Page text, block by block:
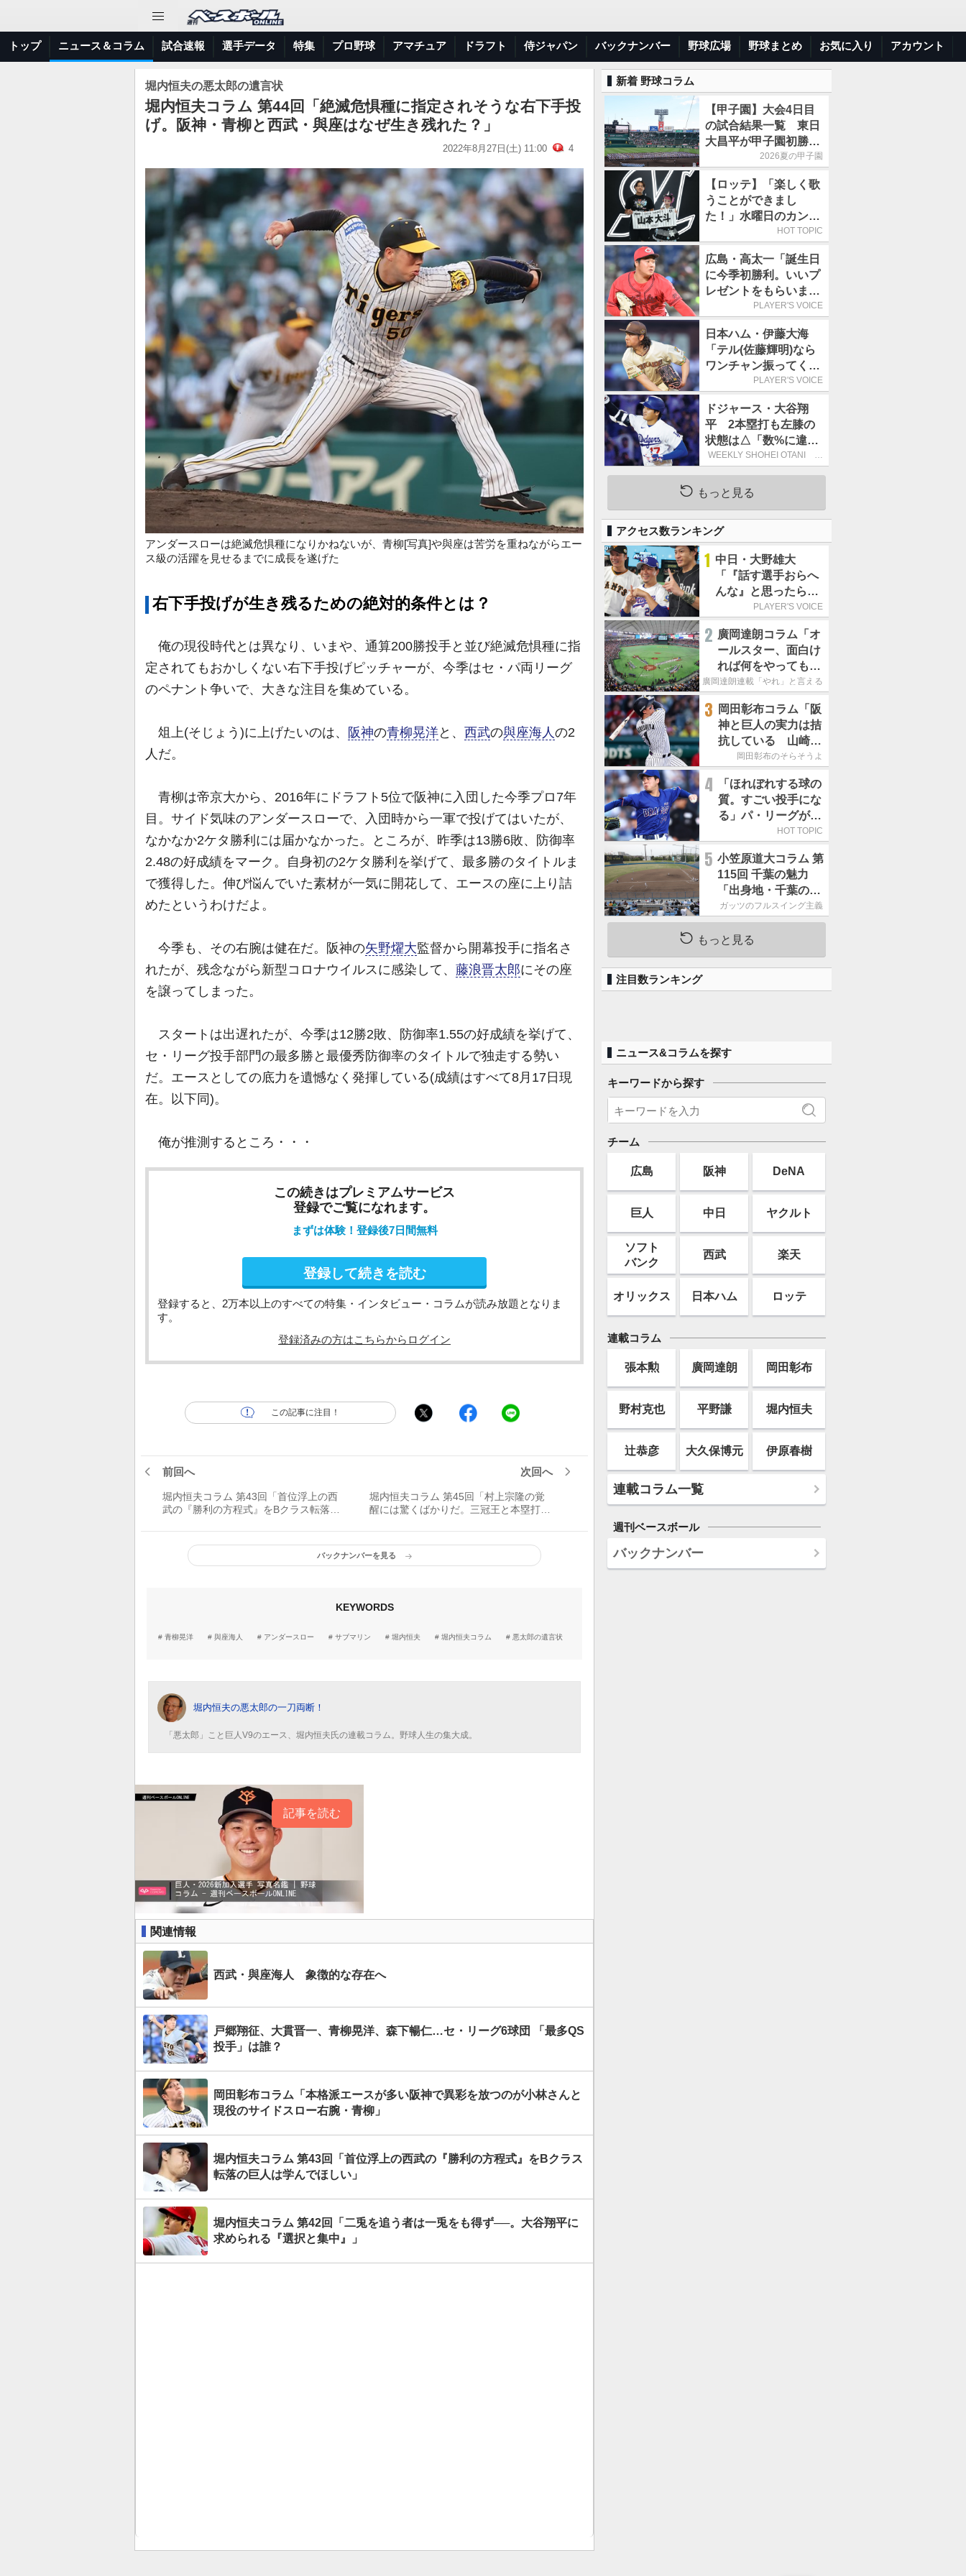
トップ ニュース＆コラム 試合速報 選手データ 特集 プロ野球 アマチュア ドラフト 侍ジャパン バックナンバー 野球広場 野球まとめ お気に入り アカウント
堀内恒夫の悪太郎の遺言状
堀内恒夫コラム 第44回「絶滅危惧種に指定されそうな右下手投
げ。阪神・青柳と西武・與座はなぜ生き残れた？」
2022年8月27日(土) 11:00 4
アンダースローは絶滅危惧種になりかねないが、青柳[写真]や與座は苦労を重ねながらエー
ス級の活躍を見せるまでに成長を遂げた
右下手投げが生き残るための絶対的条件とは？
俺の現役時代とは異なり、いまや、通算200勝投手と並び絶滅危惧種に指
定されてもおかしくない右下手投げピッチャーが、今季はセ・パ両リーグ
のペナント争いで、大きな注目を集めている。
俎上(そじょう)に上げたいのは、 阪神の青柳晃洋と、 西武の與座海人の2
人だ。
青柳は帝京大から、2016年にドラフト5位で阪神に入団した今季プロ7年
目。サイド気味のアンダースローで、入団時から一軍で投げてはいたが、
なかなか2ケタ勝利には届かなかった。ところが、昨季は13勝6敗、防御率
2.48の好成績をマーク。自身初の2ケタ勝利を挙げて、最多勝のタイトルま
で獲得した。伸び悩んでいた素材が一気に開花して、エースの座に上り詰
めたというわけだよ。
今季も、その右腕は健在だ。阪神の矢野燿大監督から開幕投手に指名さ
れたが、残念ながら新型コロナウイルスに感染して、 藤浪晋太郎にその座
を譲ってしまった。
スタートは出遅れたが、今季は12勝2敗、防御率1.55の好成績を挙げて、
セ・リーグ投手部門の最多勝と最優秀防御率のタイトルで独走する勢い
だ。エースとしての底力を遺憾なく発揮している(成績はすべて8月17日現
在。以下同)。
俺が推測するところ・・・
この続きはプレミアムサービス
登録でご覧になれます。
まずは体験！登録後7日間無料
登録して続きを読む
登録すると、2万本以上のすべての特集・インタビュー・コラムが読み放題となりま
す。
登録済みの方はこちらからログイン
この記事に注目！
前回へ
堀内恒夫コラム 第43回「首位浮上の西
武の『勝利の方程式』をBクラス転落の
次回へ
堀内恒夫コラム 第45回「村上宗隆の覚
醒には驚くばかりだ。三冠王と本塁打世
バックナンバーを見る
KEYWORDS
青柳晃洋 與座海人 アンダースロー サブマリン 堀内恒夫 堀内恒夫コラム 悪太郎の遺言状
堀内恒夫の悪太郎の一刀両断！
「悪太郎」こと巨人V9のエース、堀内恒夫氏の連載コラム。野球人生の集大成。
記事を読む
関連情報
西武・與座海人 象徴的な存在へ
戸郷翔征、大貫晋一、青柳晃洋、森下暢仁…セ・リーグ6球団 「最多QS
投手」は誰？
岡田彰布コラム「本格派エースが多い阪神で異彩を放つのが小林さんと
現役のサイドスロー右腕・青柳」
堀内恒夫コラム 第43回「首位浮上の西武の『勝利の方程式』をBクラス
転落の巨人は学んでほしい」
堀内恒夫コラム 第42回「二兎を追う者は一兎をも得ず──。大谷翔平に
求められる『選択と集中』」
新着 野球コラム
【甲子園】大会4日目
の試合結果一覧 東日
大昌平が甲子園初勝
利、青森山田は1点差
2026夏の甲子園
【ロッテ】「楽しく歌
うことができまし
た！」水曜日のカンパ
ネラ、8月8日のオリッ
に来場
HOT TOPIC
広島・高太一「誕生日
に今季初勝利。いいプ
レゼントをもらいまし
た」／バースデー星
PLAYER'S VOICE
日本ハム・伊藤大海
「テル(佐藤輝明)なら
ワンチャン振ってくれ
るかなと思って超スロ
た」／魔球
PLAYER'S VOICE
ドジャース・大谷翔
平 2本塁打も左膝の
状態は△「数%に違和
感があるなら、まだ休
針」
WEEKLY SHOHEI OTANI 二
刀流で呼び込む3連覇
もっと見る
アクセス数ランキング
1 中日・大野雄大
「『話す選手おらへ
んな』と思ったら坂
本勇人が来た！」／
PLAYER'S VOICE
2 廣岡達朗コラム「オ
ールスター、面白け
れば何をやってもい
いという発想は大間
廣岡達朗連載「やれ」と言える信念
3
岡田彰布コラム「阪
神と巨人の実力は拮
抗している 山崎、
小笠原の存在は大き
岡田彰布のそらそうよ
4
「ほれぼれする球の
質。すごい投手にな
る」パ・リーグが驚
いた「中日の左腕」
HOT TOPIC
5 小笠原道大コラム 第
115回 千葉の魅力
「出身地・千葉の話
の続き。昔から野球
熱の高い土地柄で
す」
ガッツのフルスイング主義
もっと見る
注目数ランキング
ニュース&コラムを探す
キーワードから探す
チーム
広島 阪神 DeNA
巨人 中日 ヤクルト
ソフト
バンク
西武 楽天
オリックス 日本ハム ロッテ
連載コラム
張本勲 廣岡達朗 岡田彰布
野村克也 平野謙 堀内恒夫
辻恭彦 大久保博元 伊原春樹
連載コラム一覧
週刊ベースボール
バックナンバー